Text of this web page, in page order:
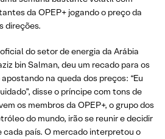
da OPEP+ jogando o preço da
direções.
do setor de energia da Arábia
bin Salman, deu um recado para os
na queda dos preços: “Eu
disse o príncipe com tons de
os membros da OPEP+, o grupo dos
do mundo, irão se reunir e decidir
cada país. O mercado interpretou o